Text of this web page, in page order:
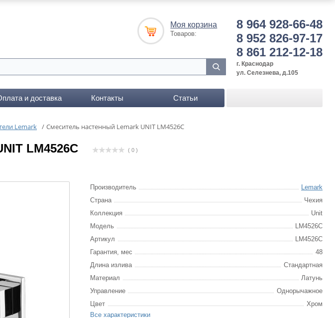
8 964 928-66-48
8 952 826-97-17
8 861 212-12-18
г. Краснодар
ул. Селезнева, д.105
Моя корзина
Товаров:
и доставка Контакты Статьи
Lemark / Cмеситель настенный Lemark UNIT LM4526C
LM4526C ( 0 )
Производитель
Lemark
Страна
Чехия
Коллекция
Unit
Модель
LM4526C
Артикул
LM4526C
Гарантия, мес
48
Длина излива
Стандартная
Материал
Латунь
Управление
Однорычажное
Цвет
Хром
Все характеристики